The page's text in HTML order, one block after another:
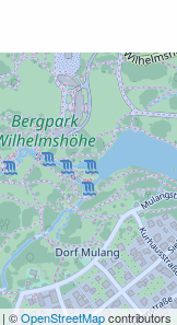
| ©OpenStreetMapcontributors